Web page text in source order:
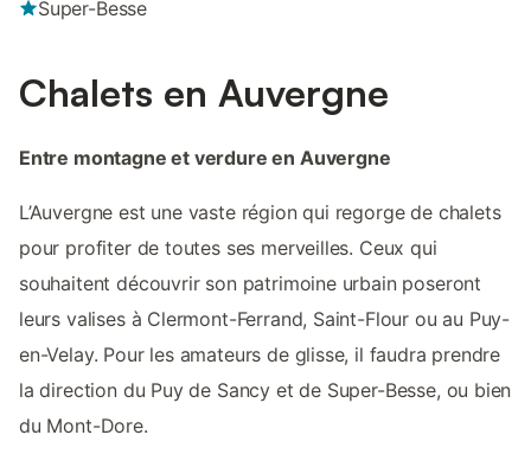
Super-Besse
Chalets en Auvergne
Entre montagne et verdure en Auvergne
L’Auvergne est une vaste région qui regorge de chalets
pour profiter de toutes ses merveilles. Ceux qui
souhaitent découvrir son patrimoine urbain poseront
leurs valises à Clermont-Ferrand, Saint-Flour ou au Puy-
en-Velay. Pour les amateurs de glisse, il faudra prendre
la direction du Puy de Sancy et de Super-Besse, ou bien
du Mont-Dore.